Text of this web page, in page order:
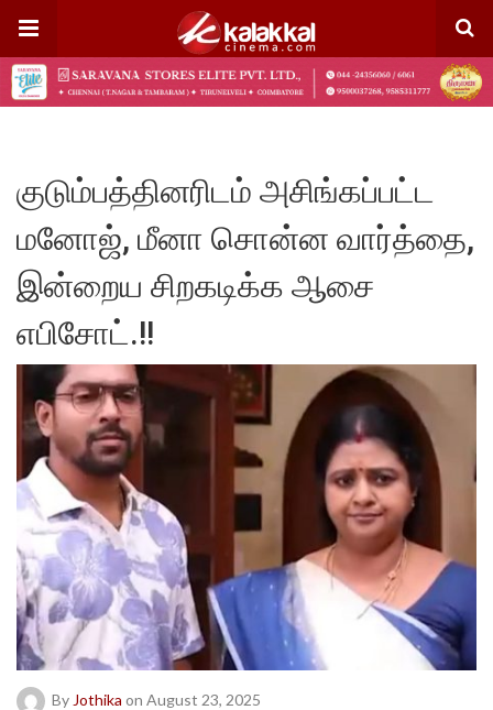
குடும்பத்தினரிடம் அசிங்கப்பட்ட
மனோஜ், மீனா சொன்ன வார்த்தை,
இன்றைய சிறகடிக்க ஆசை
எபிசோட்.!!
By Jothika on August 23, 2025